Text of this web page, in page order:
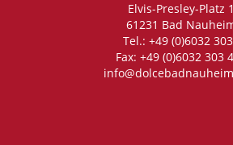
Elvis-Presley-Platz 1
61231 Bad
Tel.: +49 (0)6032
Fax: +49 (0)6032 303